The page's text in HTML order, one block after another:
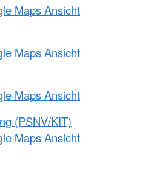
Maps Ansicht
Maps Ansicht
Maps Ansicht
(PSNV/KIT)
Maps Ansicht